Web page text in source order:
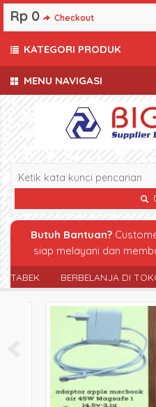
MENU NAVIGASI
Butuh Bantuan?
siap melayani dan
BERBELANJA DI TOKO
Rp 0 Checkout
KATEGORI PRODUK